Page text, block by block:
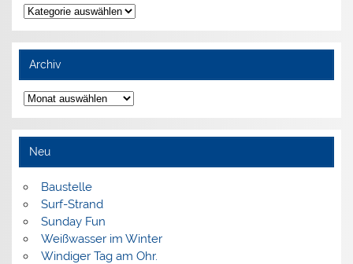
Kategorien
Archiv
Archiv
Neu
Baustelle
Surf-Strand
Sunday Fun
Weißwasser im Winter
Windiger Tag am Ohr.